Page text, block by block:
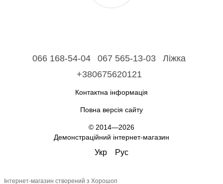
066 168-54-04 067 565-13-03
Ліжка
+380675620121
Контактна інформація
Повна версія сайту
© 2014—2026
Демонстраційний інтернет-магазин
Укр Рус
Інтернет-магазин створений з Хорошоп